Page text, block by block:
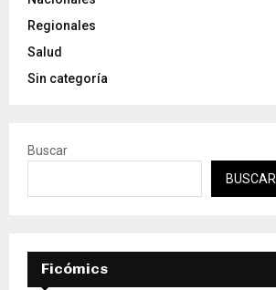
Regionales
Salud
Sin categoría
Buscar
BUSCAR
Ficómics